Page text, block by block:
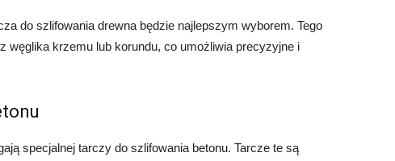
do szlifowania drewna będzie najlepszym wyborem. Tego
węglika krzemu lub korundu, co umożliwia precyzyjne i
specjalnej tarczy do szlifowania betonu. Tarcze te są